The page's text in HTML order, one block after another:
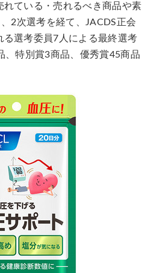
れている・売れるべき商品や素
2次選考を経て、JACDS正会
る選考委員7人による最終選考
、特別賞3商品、優秀賞45商品